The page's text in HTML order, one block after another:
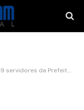
de Manaus são beneficiados com novas progressões funcionais